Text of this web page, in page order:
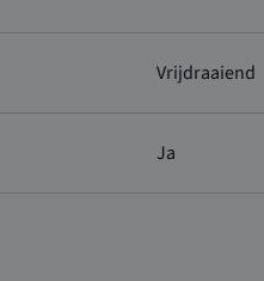
Vrijdraaiend
Ja